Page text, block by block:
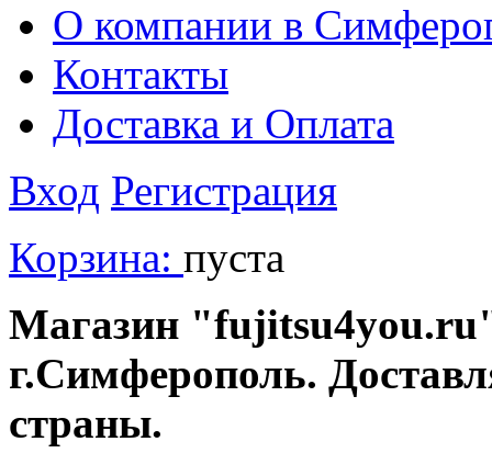
О компании в
Контакты
Доставка и Оплата
Вход Регистрация
Корзина: пуста
Магазин
г.Симферополь.
страны.